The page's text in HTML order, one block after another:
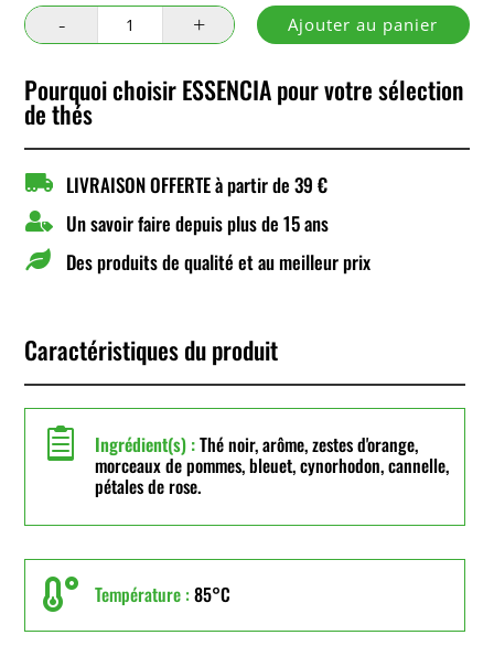
quantité
de
en
Ajouter au panier
Pourquoi choisir ESSENCIA pour votre sélection
de thés
 LIVRAISON OFFERTE à partir de 39 €
 Un savoir faire depuis plus de 15 ans
 Des produits de qualité et au meilleur prix
Caractéristiques du produit
 Ingrédient(s) :Thé noir, arôme, zestes d'orange,
morceaux de pommes, bleuet, cynorhodon, cannelle,
pétales de rose.
 Température : 85°C